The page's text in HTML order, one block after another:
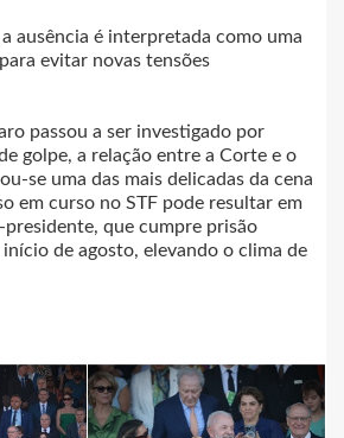
ausência é interpretada como uma
evitar novas tensões
passou a ser investigado por
golpe, a relação entre a Corte e o
se uma das mais delicadas da cena
em curso no STF pode resultar em
que cumpre prisão
de agosto, elevando o clima de